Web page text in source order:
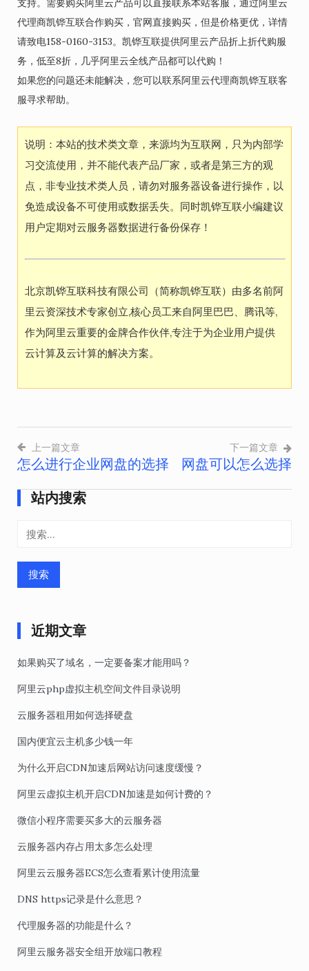
支持。需要购买阿里云产品可以直接联系本站客服，通过阿里云
代理商凯铧互联合作购买，官网直接购买，但是价格更优，详情
请致电158-0160-3153。凯铧互联提供阿里云产品折上折代购服
务，低至8折，几乎阿里云全线产品都可以代购！
如果您的问题还未能解决，您可以联系阿里云代理商凯铧互联客
服寻求帮助。
说明：本站的技术类文章，来源均为互联网，只为内部学
习交流使用，并不能代表产品厂家，或者是第三方的观
点，非专业技术类人员，请勿对服务器设备进行操作，以
免造成设备不可使用或数据丢失。同时凯铧互联小编建议
用户定期对云服务器数据进行备份保存！
北京凯铧互联科技有限公司（简称凯铧互联）由多名前阿
里云资深技术专家创立,核心员工来自阿里巴巴、腾讯等,
作为阿里云重要的金牌合作伙伴,专注于为企业用户提供
云计算及云计算的解决方案。
文
章
导
航
上一篇文章
怎么进行企业网盘的选择
下一篇文章
网盘可以怎么选择
站内搜索
近期文章
如果购买了域名，一定要备案才能用吗？
阿里云php虚拟主机空间文件目录说明
云服务器租用如何选择硬盘
国内便宜云主机多少钱一年
为什么开启CDN加速后网站访问速度缓慢？
阿里云虚拟主机开启CDN加速是如何计费的？
微信小程序需要买多大的云服务器
云服务器内存占用太多怎么处理
阿里云云服务器ECS怎么查看累计使用流量
DNS https记录是什么意思？
代理服务器的功能是什么？
阿里云服务器安全组开放端口教程